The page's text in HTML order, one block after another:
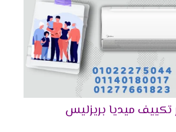
الهادئ
اللى هيخليك تستمتع بوقتك دون ازعاج أو
العميل تهمنا تم توفير مكيف ميديا
التشغيل الصامت التى تعمل على كتم
ليتم تشغيله فى هدوء ونستمتع
الموجودة فى الجهاز .
ميديا بريزليس